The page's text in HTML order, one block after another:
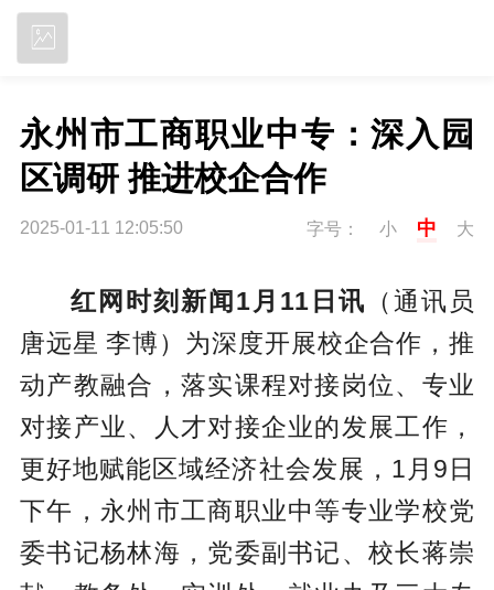
永州市工商职业中专：深入园
区调研 推进校企合作
2025-01-11 12:05:50 字号： 小 中 大
红网时刻新闻1月11日讯 （通讯员
唐远星 李博）为深度开展校企合作，推
动产教融合，落实课程对接岗位、专业
对接产业、人才对接企业的发展工作，
更好地赋能区域经济社会发展，1月9日
下午，永州市工商职业中等专业学校党
委书记杨林海，党委副书记、校长蒋崇